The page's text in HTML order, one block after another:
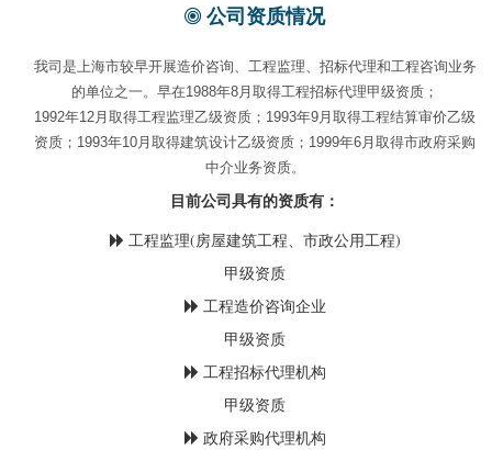
公司资质情况
我司是上海市较早开展造价咨询、工程监理、招标代理和工程咨询业务
的单位之一。早在1988年8月取得工程招标代理甲级资质；
1992年12月取得工程监理乙级资质；1993年9月取得工程结算审价乙级
资质；1993年10月取得建筑设计乙级资质；1999年6月取得市政府采购
中介业务资质。
目前公司具有的资质有：
工程监理(房屋建筑工程、市政公用工程)
甲级资质
工程造价咨询企业
甲级资质
工程招标代理机构
甲级资质
政府采购代理机构